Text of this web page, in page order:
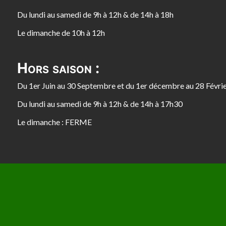
Du lundi au samedi de 9h à 12h & de 14h à 18h
Le dimanche de 10h à 12h
Hors saison :
Du 1er Juin au 30 Septembre et du 1er décembre au 28
Du lundi au samedi de 9h à 12h & de 14h à 17h30
Le dimanche : FERME